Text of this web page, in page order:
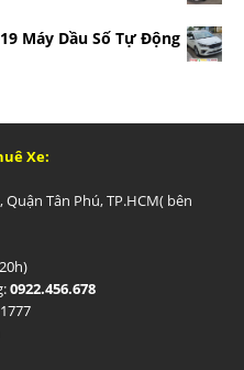
Máy Dầu Số Tự Động
Xe:
Tân Phú, TP.HCM( bên
0922.456.678